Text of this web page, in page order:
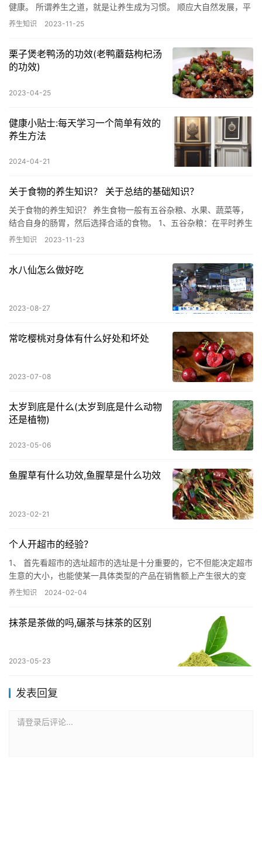
健康。 所谓养生之道，就是让养生成为习惯。 顺应大自然发展，平
衡有道，仅此而已。 养生之道下联？ 养生之道索联求对，试…
养生知识 2023-11-25
栗子煲老鸭汤的功效(老鸭蘑菇枸杞汤
的功效)
2023-04-25
健康小贴士:每天学习一个简单有效的
养生方法
2024-04-21
关于食物的养生知识？ 关于总结的基础知识？
关于食物的养生知识？ 养生食物一般有五谷杂粮、水果、蔬菜等，
结合自身的肠胃，然后选择合适的食物。 1、五谷杂粮：在平时养生
的时候，可以选择吃一些大豆、玉米、薯类等这些食物，有一定的…
养生知识 2023-11-23
水八仙怎么做好吃
2023-08-27
常吃樱桃对身体有什么好处和坏处
2023-07-08
太岁到底是什么(太岁到底是什么动物
还是植物)
2023-05-06
鱼腥草有什么功效,鱼腥草是什么功效
2023-02-21
个人开超市的经验？
1、 首先看超市的选址超市的选址是十分重要的，它不但能决定超市
生意的大小，也能使某一具体类型的产品在销售额上产生很大的变
化。而较为直接的因素有：是不是在人口集中的地方，是商业区还
养生知识 2024-02-04
抹茶是茶做的吗,碾茶与抹茶的区别
2023-05-23
发表回复
请登录后评论...